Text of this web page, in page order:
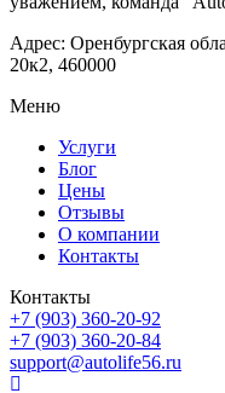
Адрес: Оренбургская
20к2, 460000
Меню
Услуги
Блог
Цены
Отзывы
О компании
Контакты
Контакты
+7 (903) 360-20-92
+7 (903) 360-20-84
support@autolife56.ru